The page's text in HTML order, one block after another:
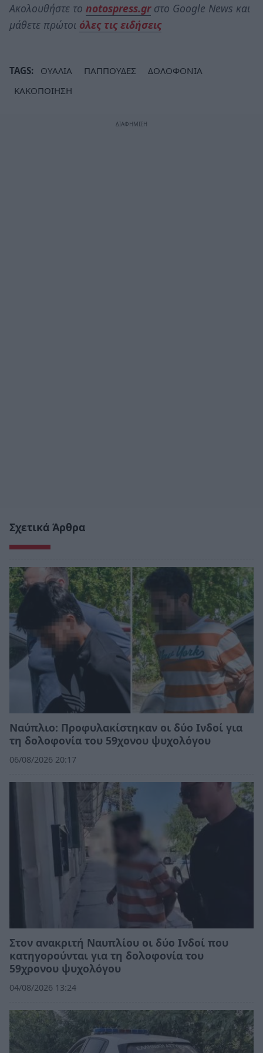
Ακολουθήστε το notospress.grστο Google News και
μάθετε πρώτοι όλες τις ειδήσεις
TAGS: ΟΥΑΛΙΑ ΠΑΠΠΟΥΔΕΣ
ΔΟΛΟΦΟΝΙΑ
ΚΑΚΟΠΟΙΗΣΗ
Σχετικά Άρθρα
Ναύπλιο: Προφυλακίστηκαν οι δύο Ινδοί για
τη δολοφονία του 59χονου ψυχολόγου
06/08/2026 20:17
Στον ανακριτή Ναυπλίου οι δύο Ινδοί που
κατηγορούνται για τη δολοφονία του
59χρονου ψυχολόγου
04/08/2026 13:24